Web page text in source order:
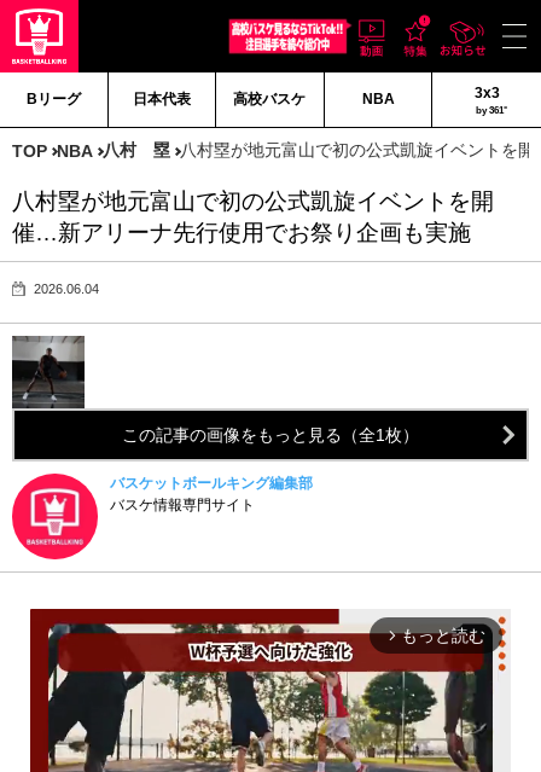
Bリーグ 日本代表 高校バスケ NBA 3x3
by 361°
TOP NBA 八村 塁 八村塁が地元富山で初の公式凱旋イベントを
八村塁が地元富山で初の公式凱旋イベントを開
催…新アリーナ先行使用でお祭り企画も実施
2026.06.04
この記事の画像をもっと見る（全1枚）
バスケットボールキング編集部
バスケ情報専門サイト
arrow_forward_ios もっと読む